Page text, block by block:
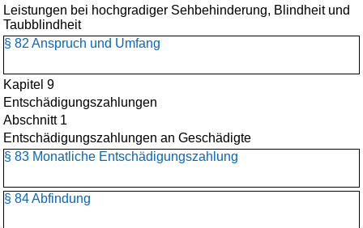
Leistungen bei hochgradiger Sehbehinderung, Blindheit und
Taubblindheit
§ 82 Anspruch und Umfang
Kapitel 9
Entschädigungszahlungen
Abschnitt 1
Entschädigungszahlungen an Geschädigte
§ 83 Monatliche Entschädigungszahlung
§ 84 Abfindung